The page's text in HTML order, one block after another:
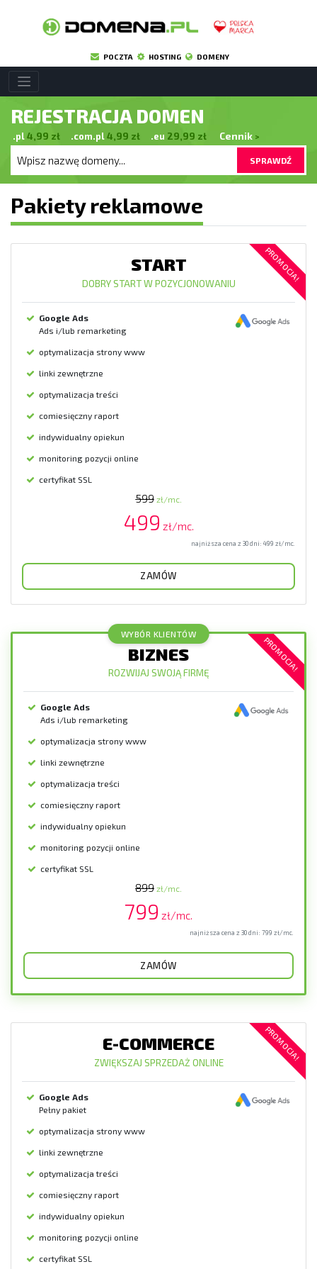
POCZTA HOSTING DOMENY
REJESTRACJA DOMEN
.pl4,99 zł .com.pl4,99 zł .eu 29,99 zł Cennik >
SPRAWDŹ
Pakiety reklamowe
START
DOBRY START W POZYCJONOWANIU
Google Ads
Ads i/lub remarketing
optymalizacja strony www
linki zewnętrzne
optymalizacja treści
comiesięczny raport
indywidualny opiekun
monitoring pozycji online
certyfikat SSL
PROMOCJA!
599 zł/mc.
499 zł/mc.
najniższa cena z 30 dni: 499 zł/mc.
ZAMÓW
BIZNES
ROZWIJAJ SWOJĄ FIRMĘ
Google Ads
Ads i/lub remarketing
optymalizacja strony www
linki zewnętrzne
optymalizacja treści
comiesięczny raport
indywidualny opiekun
monitoring pozycji online
certyfikat SSL
PROMOCJA!
899 zł/mc.
799 zł/mc.
najniższa cena z 30 dni: 799 zł/mc.
ZAMÓW
E-COMMERCE
ZWIĘKSZAJ SPRZEDAŻ ONLINE
Google Ads
Pełny pakiet
optymalizacja strony www
linki zewnętrzne
optymalizacja treści
comiesięczny raport
indywidualny opiekun
monitoring pozycji online
certyfikat SSL
PROMOCJA!